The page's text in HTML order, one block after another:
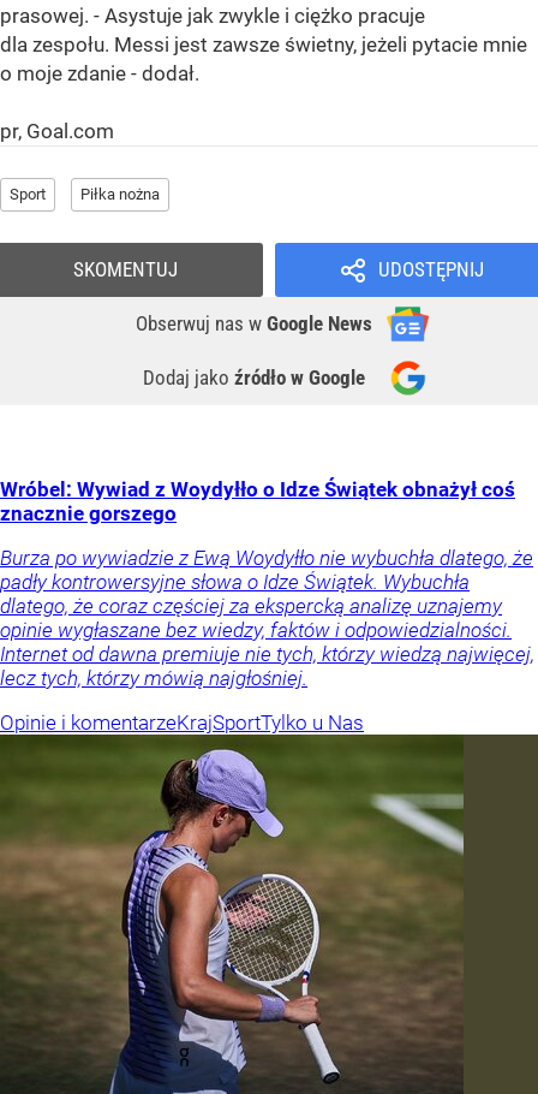
prasowej. - Asystuje jak zwykle i ciężko pracuje
dla zespołu. Messi jest zawsze świetny, jeżeli pytacie mnie
o moje zdanie - dodał.
pr, Goal.com
Sport Piłka nożna
UDOSTĘPNIJ
Obserwuj nas w Google News
Dodaj jako źródło w Google
SKOMENTUJ
Wróbel: Wywiad z Woydyłło o Idze Świątek obnażył coś
znacznie gorszego
Burza po wywiadzie z Ewą Woydyłło nie wybuchła dlatego, że
padły kontrowersyjne słowa o Idze Świątek. Wybuchła
dlatego, że coraz częściej za ekspercką analizę uznajemy
opinie wygłaszane bez wiedzy, faktów i odpowiedzialności.
Internet od dawna premiuje nie tych, którzy wiedzą najwięcej,
lecz tych, którzy mówią najgłośniej.
Opinie i komentarzeKrajSportTylko u Nas